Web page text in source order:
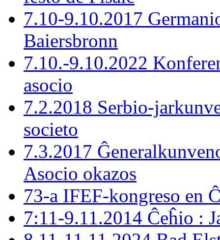
7.10-9.10.2017
Baiersbronn
7.10.-9.10.2022
asocio
7.2.2018 Serbio-
societo
7.3.2017
Asocio okazos
73-a IFEF-kongreso en
7:11-9.11.2014 Ĉeĥio :